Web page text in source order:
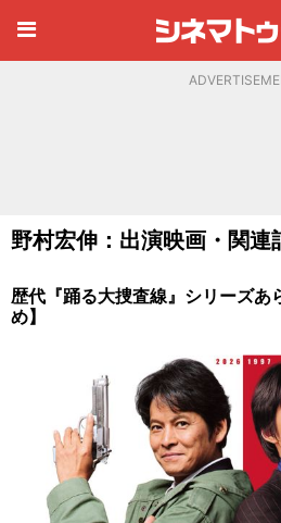
野村宏伸：出演映画・関連
歴代『踊る大捜査線』シリーズあ
め】